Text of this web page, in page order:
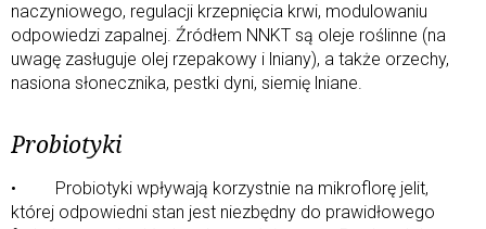
naczyniowego, regulacji krzepnięcia krwi, modulowaniu
odpowiedzi zapalnej. Źródłem NNKT są oleje roślinne (na
uwagę zasługuje olej rzepakowy i lniany), a także orzechy,
nasiona słonecznika, pestki dyni, siemię lniane.
Probiotyki
• Probiotyki wpływają korzystnie na mikroflorę jelit,
której odpowiedni stan jest niezbędny do prawidłowego